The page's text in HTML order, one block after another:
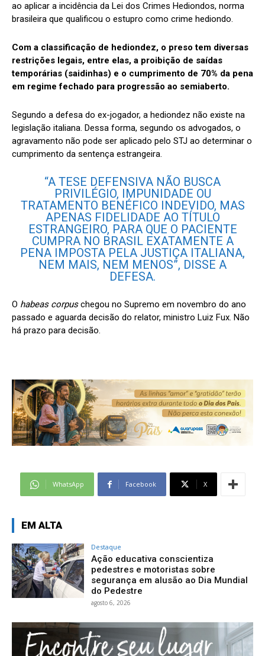
ao aplicar a incidência da Lei dos Crimes Hediondos, norma
brasileira que qualificou o estupro como crime hediondo.
Com a classificação de hediondez, o preso tem diversas
restrições legais, entre elas, a proibição de saídas
temporárias (saidinhas) e o cumprimento de 70% da pena
em regime fechado para progressão ao semiaberto.
Segundo a defesa do ex-jogador, a hediondez não existe na
legislação italiana. Dessa forma, segundo os advogados, o
agravamento não pode ser aplicado pelo STJ ao determinar o
cumprimento da sentença estrangeira.
“A TESE DEFENSIVA NÃO BUSCA
PRIVILÉGIO, IMPUNIDADE OU
TRATAMENTO BENÉFICO INDEVIDO, MAS
APENAS FIDELIDADE AO TÍTULO
ESTRANGEIRO, PARA QUE O PACIENTE
CUMPRA NO BRASIL EXATAMENTE A
PENA IMPOSTA PELA JUSTIÇA ITALIANA,
NEM MAIS, NEM MENOS”, DISSE A
DEFESA.
O habeas corpuschegou no Supremo em novembro do ano
passado e aguarda decisão do relator, ministro Luiz Fux. Não
há prazo para decisão.
WhatsApp Facebook X
EM ALTA
Destaque
Ação educativa conscientiza
pedestres e motoristas sobre
segurança em alusão ao Dia Mundial
do Pedestre
agosto 6, 2026